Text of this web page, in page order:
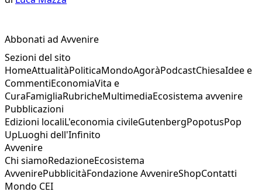
Abbonati ad Avvenire
Sezioni del sito
HomeAttualitàPoliticaMondoAgoràPodcastChiesaIdee e
CommentiEconomiaVita e
CuraFamigliaRubricheMultimediaEcosistema avvenire
Pubblicazioni
Edizioni localiL'economia civileGutenbergPopotusPop
UpLuoghi dell'Infinito
Avvenire
Chi siamoRedazioneEcosistema
AvvenirePubblicitàFondazione AvvenireShopContatti
Mondo CEI